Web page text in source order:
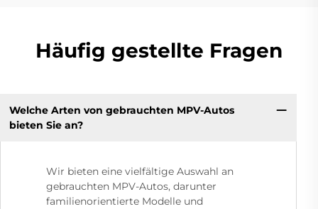
Häufig gestellte Fragen
Welche Arten von gebrauchten MPV-Autos
bieten Sie an?
Wir bieten eine vielfältige Auswahl an
gebrauchten MPV-Autos, darunter
familienorientierte Modelle und